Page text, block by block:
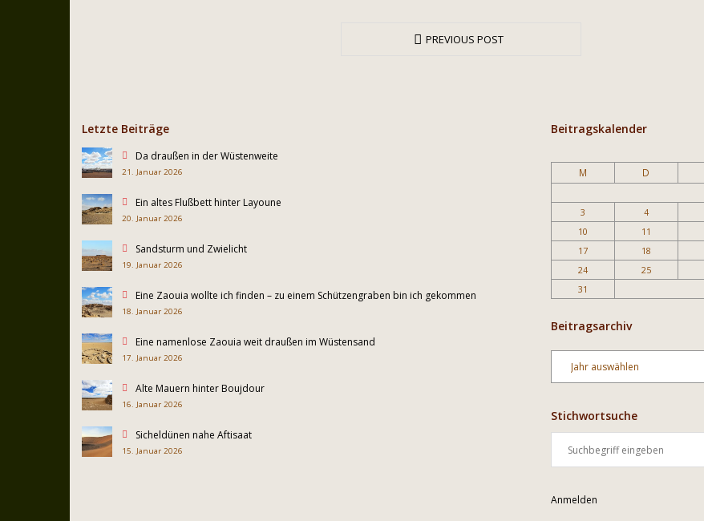
PREVIOUS POST
Letzte Beiträge
Da draußen in der Wüstenweite
21. Januar 2026
Ein altes Flußbett hinter Layoune
20. Januar 2026
Sandsturm und Zwielicht
19. Januar 2026
Eine Zaouia wollte ich finden – zu einem Schützengraben bin ich gekommen
18. Januar 2026
Eine namenlose Zaouia weit draußen im Wüstensand
17. Januar 2026
Alte Mauern hinter Boujdour
16. Januar 2026
Sicheldünen nahe Aftisaat
15. Januar 2026
Beitragskalender
M D
3
4
10
11
17
18
24
25
31
Beitragsarchiv
Archiv
Stichwortsuche
Anmelden